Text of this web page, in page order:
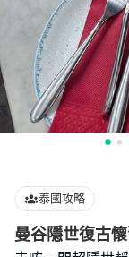
泰國攻略
曼谷隱世復古